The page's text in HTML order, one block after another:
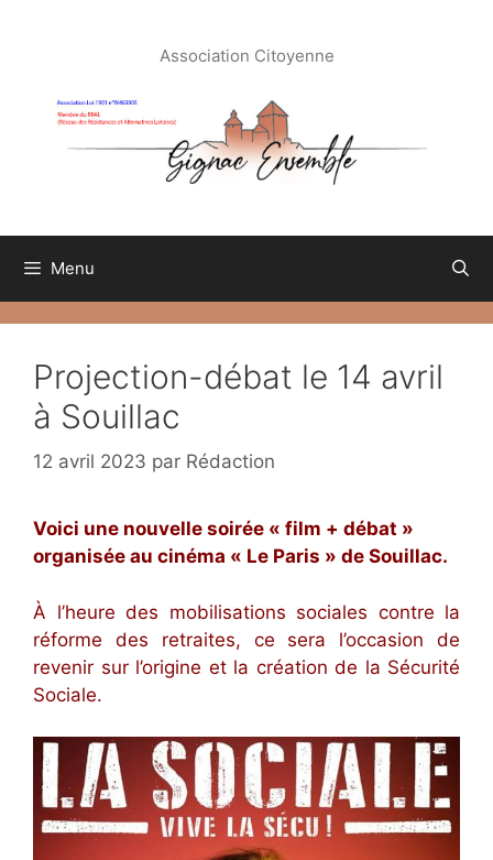
Association Citoyenne
Menu
Projection-débat le 14 avril
à Souillac
12 avril 2023 par Rédaction
Voici une nouvelle soirée « film + débat »
organisée au cinéma « Le Paris » de Souillac.
À l’heure des mobilisations sociales contre la
réforme des retraites, ce sera l’occasion de
revenir sur l’origine et la création de la Sécurité
Sociale.